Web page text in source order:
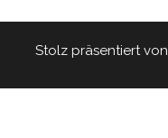
Stolz präsentiert von